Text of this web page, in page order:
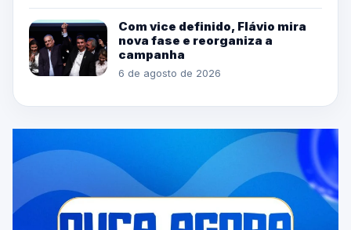
Com vice definido, Flávio mira
nova fase e reorganiza a
campanha
6 de agosto de 2026